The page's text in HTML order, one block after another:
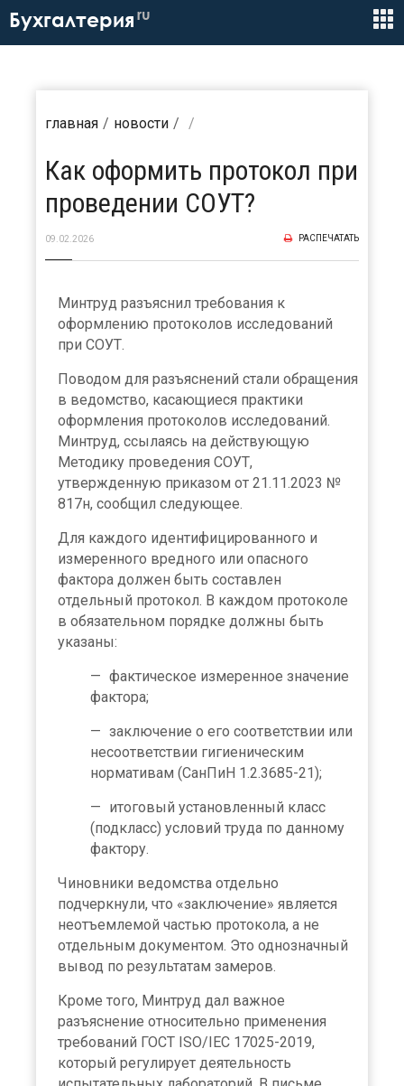
Бухгалтерия ru
главная новости
Как оформить протокол при
проведении СОУТ?
09.02.2026 РАСПЕЧАТАТЬ
Минтруд разъяснил требования к
оформлению протоколов исследований
при СОУТ.
Поводом для разъяснений стали обращения
в ведомство, касающиеся практики
оформления протоколов исследований.
Минтруд, ссылаясь на действующую
Методику проведения СОУТ,
утвержденную приказом от 21.11.2023 №
817н, сообщил следующее.
Для каждого идентифицированного и
измеренного вредного или опасного
фактора должен быть составлен
отдельный протокол. В каждом протоколе
в обязательном порядке должны быть
указаны:
фактическое измеренное значение
фактора;
заключение о его соответствии или
несоответствии гигиеническим
нормативам (СанПиН 1.2.3685-21);
итоговый установленный класс
(подкласс) условий труда по данному
фактору.
Чиновники ведомства отдельно
подчеркнули, что «заключение» является
неотъемлемой частью протокола, а не
отдельным документом. Это однозначный
вывод по результатам замеров.
Кроме того, Минтруд дал важное
разъяснение относительно применения
требований ГОСТ ISO/IEC 17025-2019,
который регулирует деятельность